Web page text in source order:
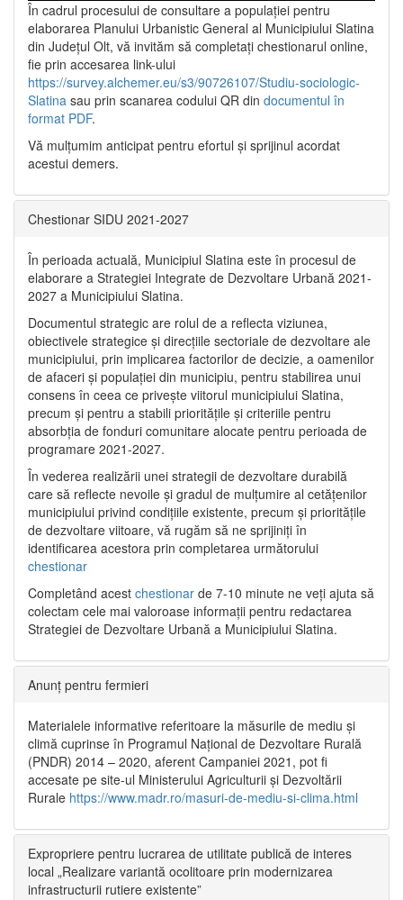
În cadrul procesului de consultare a populaţiei pentru
elaborarea Planului Urbanistic General al Municipiului Slatina
din Județul Olt, vă invităm să completați chestionarul online,
fie prin accesarea link-ului
https://survey.alchemer.eu/s3/90726107/Studiu-sociologic-
Slatina sau prin scanarea codului QR din documentul în
format PDF.
Vă mulţumim anticipat pentru efortul şi sprijinul acordat
acestui demers.
Chestionar SIDU 2021-2027
În perioada actuală, Municipiul Slatina este în procesul de
elaborare a Strategiei Integrate de Dezvoltare Urbană 2021‐
2027 a Municipiului Slatina.
Documentul strategic are rolul de a reflecta viziunea,
obiectivele strategice și direcțiile sectoriale de dezvoltare ale
municipiului, prin implicarea factorilor de decizie, a oamenilor
de afaceri și populației din municipiu, pentru stabilirea unui
consens în ceea ce privește viitorul municipiului Slatina,
precum și pentru a stabili prioritățile și criteriile pentru
absorbția de fonduri comunitare alocate pentru perioada de
programare 2021-2027.
În vederea realizării unei strategii de dezvoltare durabilă
care să reflecte nevoile și gradul de mulțumire al cetățenilor
municipiului privind condițiile existente, precum și prioritățile
de dezvoltare viitoare, vă rugăm să ne sprijiniți în
identificarea acestora prin completarea următorului
chestionar
Completând acest chestionar de 7-10 minute ne veți ajuta să
colectam cele mai valoroase informații pentru redactarea
Strategiei de Dezvoltare Urbană a Municipiului Slatina.
Anunț pentru fermieri
Materialele informative referitoare la măsurile de mediu și
climă cuprinse în Programul Național de Dezvoltare Rurală
(PNDR) 2014 – 2020, aferent Campaniei 2021, pot fi
accesate pe site-ul Ministerului Agriculturii și Dezvoltării
Rurale https://www.madr.ro/masuri-de-mediu-si-clima.html
Expropriere pentru lucrarea de utilitate publică de interes
local „Realizare variantă ocolitoare prin modernizarea
infrastructurii rutiere existente”